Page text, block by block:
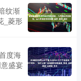
纹渐
_菱形
度海
盛宴